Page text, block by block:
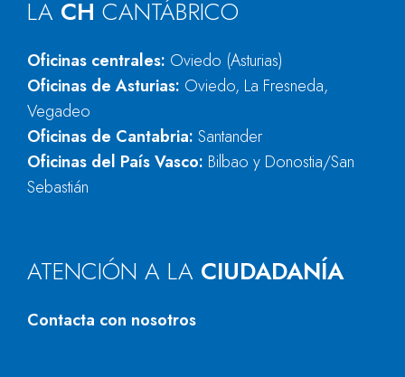
LA CH CANTÁBRICO
Oficinas centrales: Oviedo (Asturias)
Oficinas de Asturias: Oviedo, La Fresneda,
Vegadeo
Oficinas de Cantabria: Santander
Oficinas del País Vasco: Bilbao y Donostia/San
Sebastián
ATENCIÓN A LA CIUDADANÍA
Contacta con nosotros